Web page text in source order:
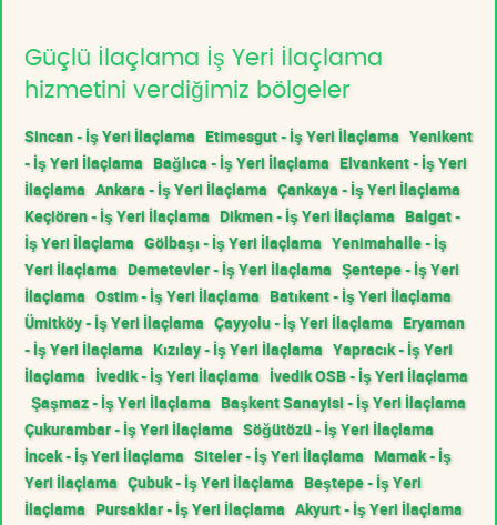
Güçlü İlaçlama İş Yeri İlaçlama
hizmetini verdiğimiz bölgeler
Sincan - İş Yeri İlaçlama Etimesgut - İş Yeri İlaçlama Yenikent
- İş Yeri İlaçlama Bağlıca - İş Yeri İlaçlama Elvankent - İş Yeri
İlaçlama Ankara - İş Yeri İlaçlama Çankaya - İş Yeri İlaçlama
Keçiören - İş Yeri İlaçlama Dikmen - İş Yeri İlaçlama Balgat -
İş Yeri İlaçlama Gölbaşı - İş Yeri İlaçlama Yenimahalle - İş
Yeri İlaçlama Demetevler - İş Yeri İlaçlama Şentepe - İş Yeri
İlaçlama Ostim - İş Yeri İlaçlama Batıkent - İş Yeri İlaçlama
Ümitköy - İş Yeri İlaçlama Çayyolu - İş Yeri İlaçlama Eryaman
- İş Yeri İlaçlama Kızılay - İş Yeri İlaçlama Yapracık - İş Yeri
İlaçlama İvedik - İş Yeri İlaçlama İvedik OSB - İş Yeri İlaçlama
Şaşmaz - İş Yeri İlaçlama Başkent Sanayisi - İş Yeri İlaçlama
Çukurambar - İş Yeri İlaçlama Söğütözü - İş Yeri İlaçlama
İncek - İş Yeri İlaçlama Siteler - İş Yeri İlaçlama Mamak - İş
Yeri İlaçlama Çubuk - İş Yeri İlaçlama Beştepe - İş Yeri
İlaçlama Pursaklar - İş Yeri İlaçlama Akyurt - İş Yeri İlaçlama